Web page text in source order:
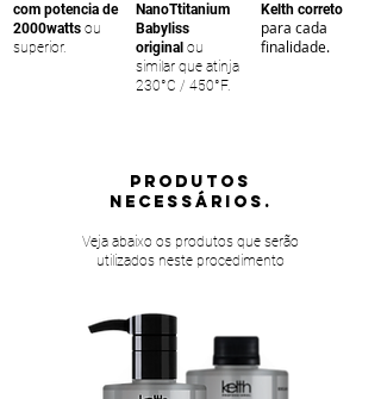
com potencia de
2000watts ou
superior.
NanoTtitanium
Babyliss
original ou
similar que atinja
230°C / 450°F.
Kelth correto
para cada
finalidade.
PRODUTOS
NECESSÁRIOS.
Veja abaixo os produtos que serão
utilizados neste procedimento